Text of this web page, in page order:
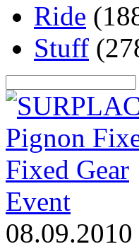
Ride
Stuff
Event
08.09.2010